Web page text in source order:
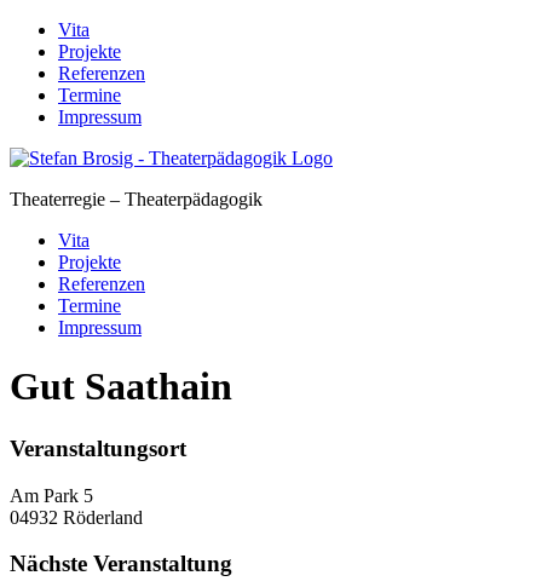
Skip
content
Vita
Projekte
Referenzen
Termine
Impressum
Theaterregie – Theaterpädagogik
Vita
Projekte
Referenzen
Termine
Impressum
Gut Saathain
Veranstaltungsort
Am Park 5
04932 Röderland
Nächste Veranstaltung